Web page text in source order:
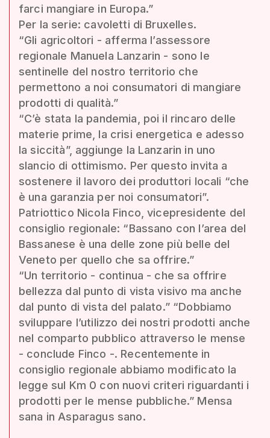
farci mangiare in Europa.”
Per la serie: cavoletti di Bruxelles.
“Gli agricoltori - afferma l’assessore
regionale Manuela Lanzarin - sono le
sentinelle del nostro territorio che
permettono a noi consumatori di mangiare
prodotti di qualità.”
“C’è stata la pandemia, poi il rincaro delle
materie prime, la crisi energetica e adesso
la siccità”, aggiunge la Lanzarin in uno
slancio di ottimismo. Per questo invita a
sostenere il lavoro dei produttori locali “che
è una garanzia per noi consumatori”.
Patriottico Nicola Finco, vicepresidente del
consiglio regionale: “Bassano con l’area del
Bassanese è una delle zone più belle del
Veneto per quello che sa offrire.”
“Un territorio - continua - che sa offrire
bellezza dal punto di vista visivo ma anche
dal punto di vista del palato.” “Dobbiamo
sviluppare l’utilizzo dei nostri prodotti anche
nel comparto pubblico attraverso le mense
- conclude Finco -. Recentemente in
consiglio regionale abbiamo modificato la
legge sul Km 0 con nuovi criteri riguardanti i
prodotti per le mense pubbliche.” Mensa
sana in Asparagus sano.